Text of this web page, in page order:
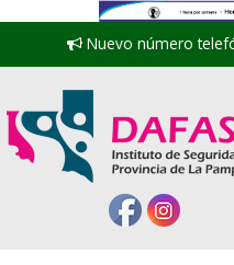
Nuevo número